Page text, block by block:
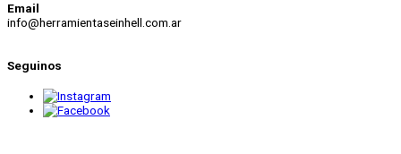
Email
info@herramientaseinhell.com.ar
Seguinos